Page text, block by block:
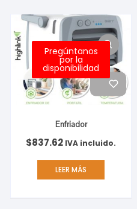
Pregúntanos
por la
disponibilidad
Enfriador
$837.62 IVA incluido.
LEER MÁS